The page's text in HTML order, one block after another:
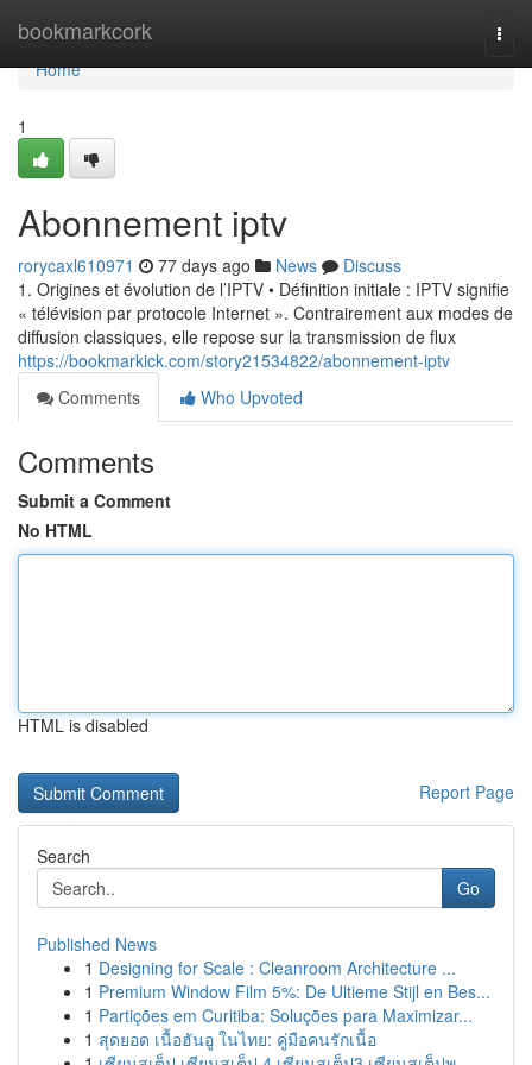
bookmarkcork
Home
Home
1
Abonnement iptv
rorycaxl610971 77 days ago News
Discuss
1. Origines et évolution de l’IPTV • Définition initiale : IPTV signifie
« télévision par protocole Internet ». Contrairement aux modes de
diffusion classiques, elle repose sur la transmission de flux
https://bookmarkick.com/story21534822/abonnement-iptv
Comments
Who Upvoted
Comments
Submit a Comment
No HTML
HTML is disabled
Report Page
Search
Go
Published News
1 Designing for Scale : Cleanroom Architecture ...
1 Premium Window Film 5%: De Ultieme Stijl en Bes...
1 Partições em Curitiba: Soluções para Maximizar...
1 สุดยอด เนื้อฮันอู ในไทย: คู่มือคนรักเนื้อ